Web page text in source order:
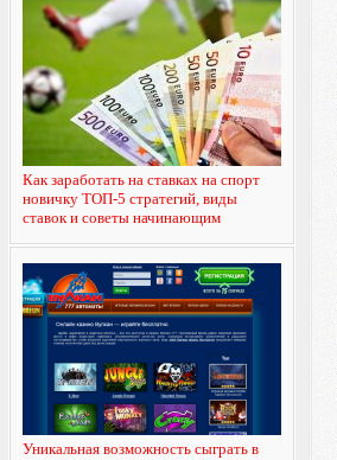
Как заработать на ставках на спорт
новичку ТОП-5 стратегий, виды
ставок и советы начинающим
Уникальная возможность сыграть в